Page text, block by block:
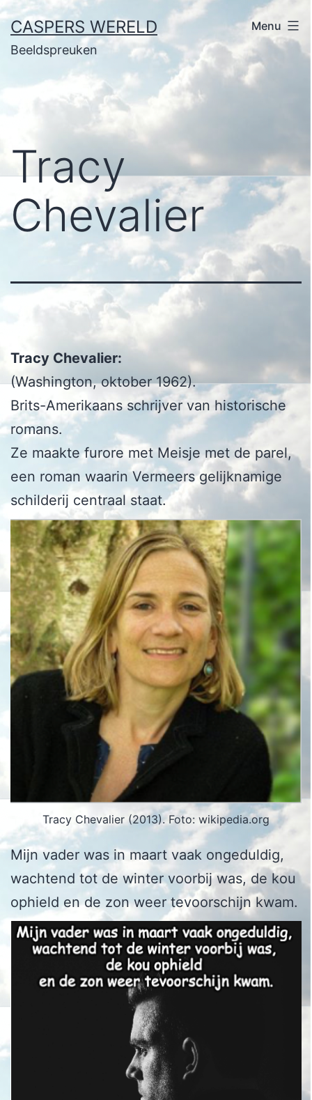
Ga
naar
de
inhoud
CASPERS WERELD
Beeldspreuken
Menu
Tracy
Chevalier
Tracy Chevalier:
(Washington, oktober 1962).
Brits-Amerikaans schrijver van historische
romans.
Ze maakte furore met Meisje met de parel,
een roman waarin Vermeers gelijknamige
schilderij centraal staat.
Tracy Chevalier (2013). Foto: wikipedia.org
Mijn vader was in maart vaak ongeduldig,
wachtend tot de winter voorbij was, de kou
ophield en de zon weer tevoorschijn kwam.